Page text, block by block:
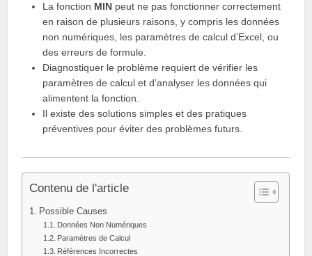
La fonction MIN peut ne pas fonctionner correctement
en raison de plusieurs raisons, y compris les données
non numériques, les paramètres de calcul d’Excel, ou
des erreurs de formule.
Diagnostiquer le problème requiert de vérifier les
paramètres de calcul et d’analyser les données qui
alimentent la fonction.
Il existe des solutions simples et des pratiques
préventives pour éviter des problèmes futurs.
Contenu de l'article
Possible Causes
Données Non Numériques
Paramètres de Calcul
Références Incorrectes